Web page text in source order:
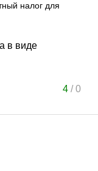
налог для
в виде
4/0